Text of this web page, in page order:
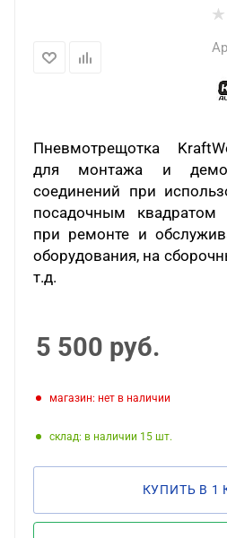
Пневмотрещотка
для монтажа и
соединений при
посадочным квадратом
при ремонте и
оборудования, на
т.д.
5 500 руб.
Магазин: нет в наличии
Склад: в наличии 15
КУПИТЬ В 1